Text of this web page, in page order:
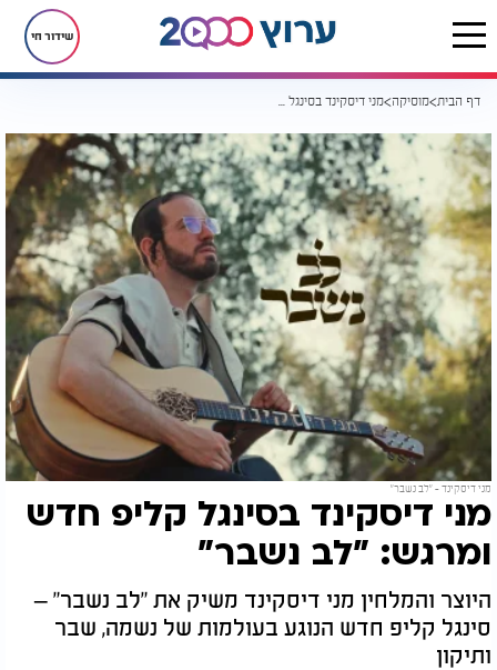
שידור חי
דף הבית מוסיקה מני דיסקינד בסינגל קליפ חדש ומרגש: "לב נשבר"
מני דיסקינד - "לב נשבר"
מני דיסקינד בסינגל קליפ חדש
ומרגש: "לב נשבר"
היוצר והמלחין מני דיסקינד משיק את "לב נשבר" –
סינגל קליפ חדש הנוגע בעולמות של נשמה, שבר
ותיקון